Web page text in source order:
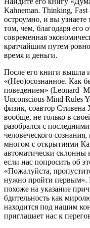
Kahneman. Thinking, Fast
остроумно, и вы
том, чем, благодаря его
современная
кратчайшим путем
время и деньги.
После его книги вышла
«(Нео)осознанное. Как
поведением» (Leonard
Unconscious Mind Rules
физик, соавтор Стивена
вообще, не только в
разобрался с
человеческого
многом с открытиями
автоматически склонны
если нас попросить об
«Пожалуйста,
нужно пройти первым».
похоже на указание
бдительность как
находится под нашим
приглашает нас к